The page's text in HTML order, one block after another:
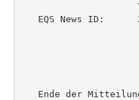
EQS News ID:
Ende der